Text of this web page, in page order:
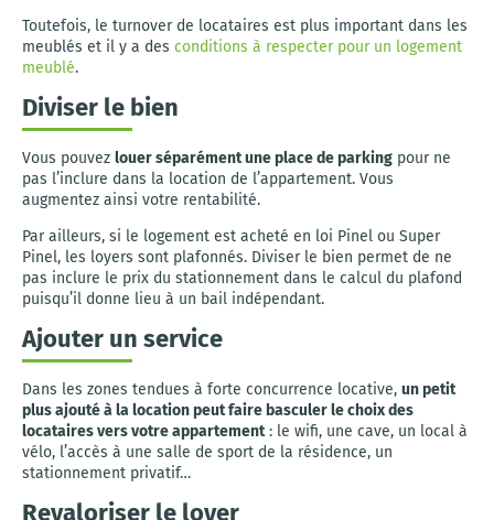
Toutefois, le turnover de locataires est plus important dans les
meublés et il y a des conditions à respecter pour un logement
meublé.
Diviser le bien
Vous pouvez louer séparément une place de parking pour ne
pas l’inclure dans la location de l’appartement. Vous
augmentez ainsi votre rentabilité.
Par ailleurs, si le logement est acheté en loi Pinel ou Super
Pinel, les loyers sont plafonnés. Diviser le bien permet de ne
pas inclure le prix du stationnement dans le calcul du plafond
puisqu’il donne lieu à un bail indépendant.
Ajouter un service
Dans les zones tendues à forte concurrence locative, un petit
plus ajouté à la location peut faire basculer le choix des
locataires vers votre appartement: le wifi, une cave, un local à
vélo, l’accès à une salle de sport de la résidence, un
stationnement privatif…
Revaloriser le loyer